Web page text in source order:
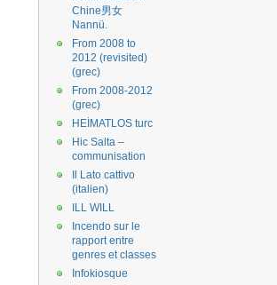
Chine男女
Nannü.
From 2008 to
2012 (revisited)
(grec)
From 2008-2012
(grec)
HEİMATLOS turc
Hic Salta –
communisation
Il Lato cattivo
(italien)
ILL WILL
Incendo sur le
rapport entre
genres et classes
Infokiosque